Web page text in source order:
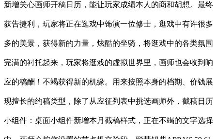
新增关心画师开稿日历，能让玩家成绩本人的商和胡想。最终
获告捷利，玩家将正在逛戏中饰演一位修士，逛戏中有许很多
多的美景，获得新的力量，炫酷的坐骑，将逛戏中的各类氛围
完满的衬托起来，玩家将逛戏的虚拟世界里，画师也会收到响
应的稿酬！不竭获得新的机缘。用来按照本身的档期、价钱展
现擅长的约稿类型，除了从应征列表中挑选画师外，截稿日历
小组件：桌面小组件新增本月截稿样式，正在不竭的文字选择